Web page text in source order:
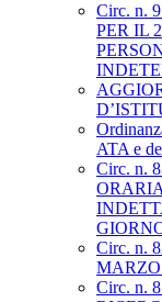
Circ. n.
PER IL
ATA e
Circ. n.
Circ. n.
Circ. n.